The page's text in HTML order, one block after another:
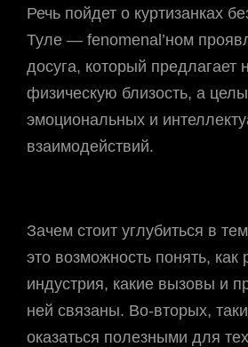
Речь пойдет о куртизанках
Туле — fenomenal’ном
досуга, который предлагает
физическую близость, а
эмоциональных и
взаимодействий.
Зачем стоит углубиться в
это возможность понять, как
индустрия, какие вызовы и
ней связаны. Во-вторых,
оказаться полезными для